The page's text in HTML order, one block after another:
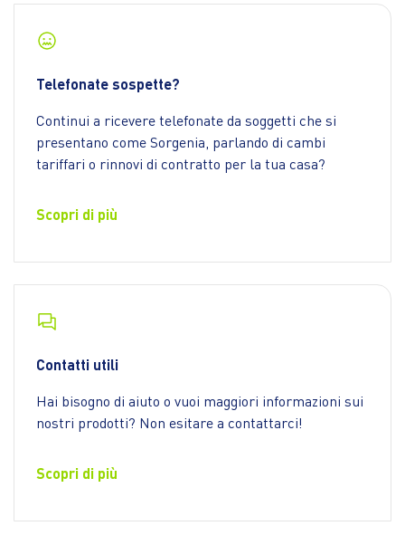
Telefonate sospette?
Continui a ricevere telefonate da soggetti che si
presentano come Sorgenia, parlando di cambi
tariffari o rinnovi di contratto per la tua casa?
Scopri di più
Contatti utili
Hai bisogno di aiuto o vuoi maggiori informazioni sui
nostri prodotti? Non esitare a contattarci!
Scopri di più